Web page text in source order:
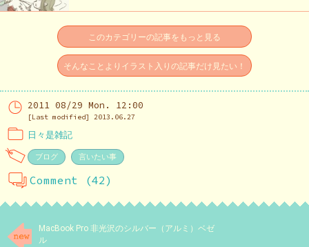
このカテゴリーの記事をもっと見る
そんなことよりイラスト入りの記事だけ見たい！
2011 08/29 Mon. 12:00
[Last modified] 2013.06.27
日々是雑記
ブログ 言いたい事
Comment (42)
MacBook Pro 非光沢のシルバー（アルミ）ベゼ
ル